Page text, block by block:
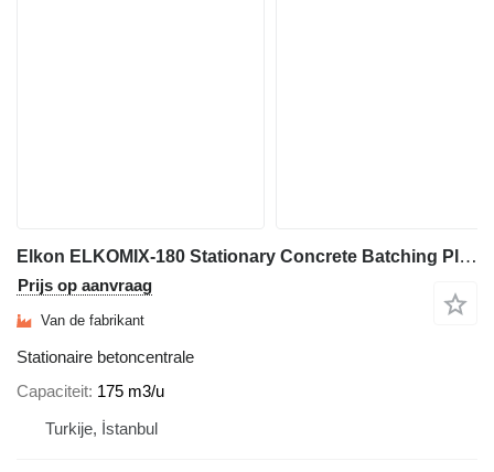
Elkon ELKOMIX-180 Stationary Concrete Batching Plant
Prijs op aanvraag
Van de fabrikant
Stationaire betoncentrale
Capaciteit 175 m3/u
Turkije, İstanbul